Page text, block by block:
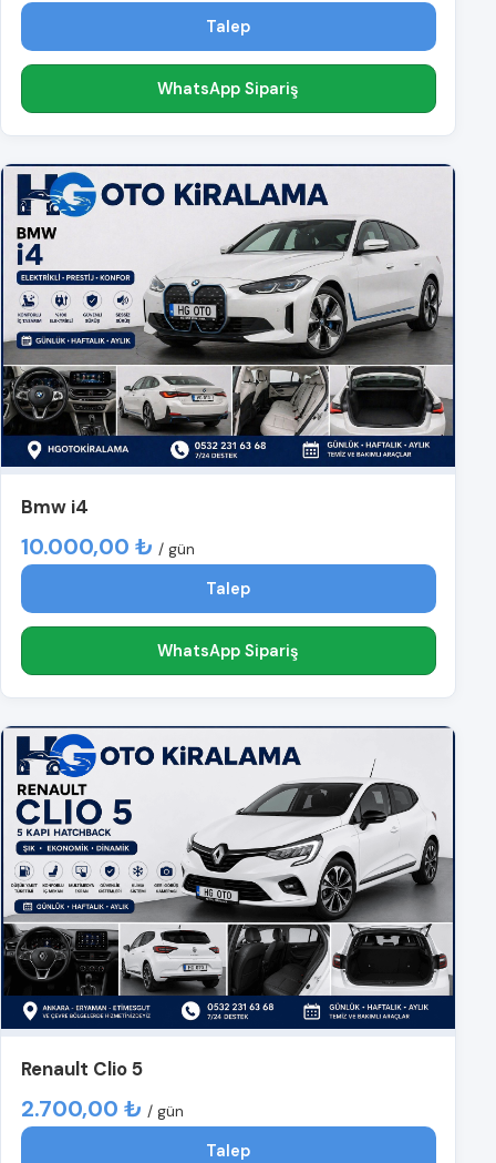
Talep
WhatsApp Sipariş
Bmw i4
10.000,00 ₺ / gün
Talep
WhatsApp Sipariş
Renault Clio 5
2.700,00 ₺ / gün
Talep